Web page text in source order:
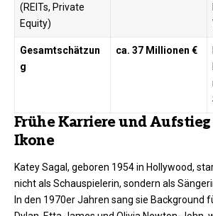
(REITs, Private
Equity)
Gesamtschätzun
g
ca. 37 Millionen €
Frühe Karriere und Aufstieg
Ikone
Katey Sagal, geboren 1954 in Hollywood,
nicht als Schauspielerin, sondern als
In den 1970er Jahren sang sie Background